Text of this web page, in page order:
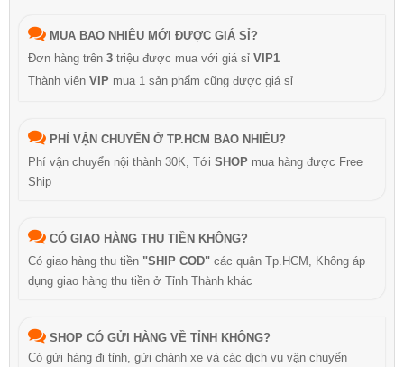
MUA BAO NHIÊU MỚI ĐƯỢC GIÁ SỈ?
Đơn hàng trên 3 triệu được mua với giá sỉ VIP1
Thành viên VIP mua 1 sản phẩm cũng được giá sỉ
PHÍ VẬN CHUYỂN Ở TP.HCM BAO NHIÊU?
Phí vận chuyển nội thành 30K, Tới SHOP mua hàng được Free
Ship
CÓ GIAO HÀNG THU TIỀN KHÔNG?
Có giao hàng thu tiền "SHIP COD" các quận Tp.HCM, Không áp
dụng giao hàng thu tiền ở Tỉnh Thành khác
SHOP CÓ GỬI HÀNG VỀ TỈNH KHÔNG?
Có gửi hàng đi tỉnh, gửi chành xe và các dịch vụ vận chuyển